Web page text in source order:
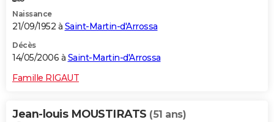
Naissance
21/09/1952 à Saint-Martin-d'Arrossa
Décès
14/05/2006 à Saint-Martin-d'Arrossa
Famille RIGAUT
Jean-louis MOUSTIRATS (51 ans)